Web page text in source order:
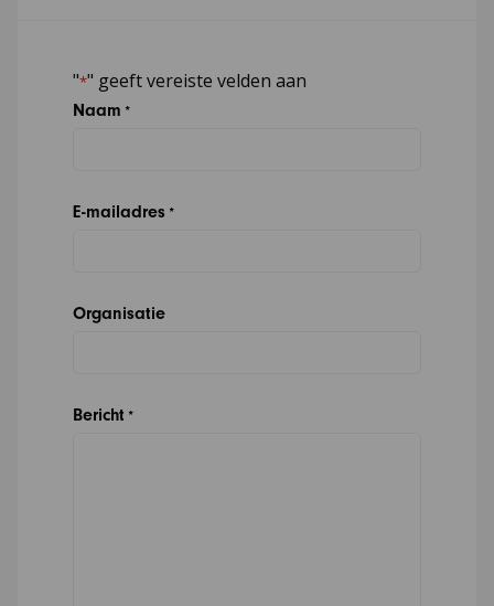
"*" geeft vereiste velden aan
Naam *
E-mailadres *
Organisatie
Bericht *